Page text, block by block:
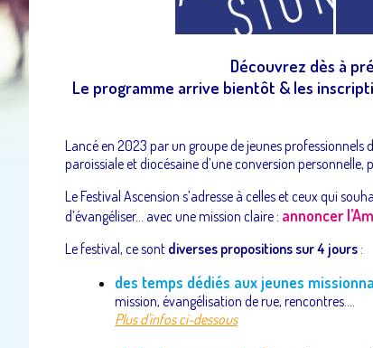
Découvrez dès à
Le programme arrive bientôt & les
Lancé en 2023 par un groupe de jeunes professionnels
paroissiale et diocésaine d’une conversion personnelle,
Le Festival Ascension s’adresse à celles et ceux qui
d’évangéliser... avec une mission claire : annoncer
Le festival, ce sont diverses propositions sur 4 jours :
des temps dédiés aux jeunes
mission, évangélisation de rue, rencontres....
Plus d'infos ci-dessous